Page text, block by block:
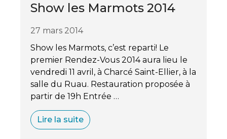
Show les Marmots 2014
27 mars 2014
Show les Marmots, c’est reparti! Le
premier Rendez-Vous 2014 aura lieu le
vendredi 11 avril, à Charcé Saint-Ellier, à la
salle du Ruau. Restauration proposée à
partir de 19h Entrée …
Lire la suite